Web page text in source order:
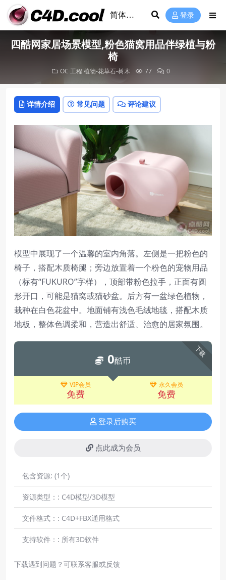
登录
四酷网家居场景模型,粉色猫窝用品伴绿植与粉
椅
OC 工程 植物-花草石-树木 77 0
详情介绍 常见问题 评论建议
模型中展现了一个温馨的室内角落。左侧是一把粉色的
椅子，搭配木质椅腿；旁边放置着一个粉色的宠物用品
（标有“FUKURO”字样），顶部带粉色拉手，正面有圆
形开口，可能是猫窝或猫砂盆。后方有一盆绿色植物，
栽种在白色花盆中。地面铺有浅色毛绒地毯，搭配木质
地板，整体色调柔和，营造出舒适、治愈的居家氛围。
下载
0酷币
VIP会员
免费
永久会员
免费
登录后购买
点此成为会员
包含资源: (1个)
资源类型：: C4D模型/3D模型
文件格式：: C4D+FBX通用格式
支持软件：: 所有3D软件
下载遇到问题？可联系客服或反馈